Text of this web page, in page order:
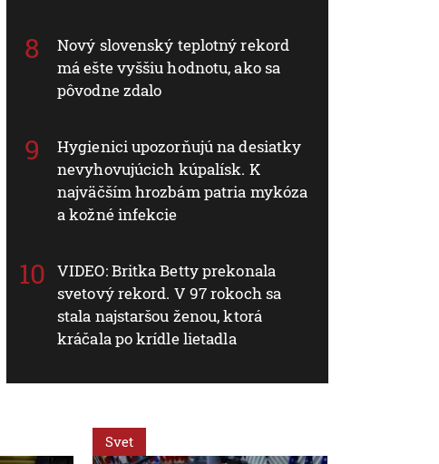
Nový slovenský teplotný rekord
má ešte vyššiu hodnotu, ako sa
pôvodne zdalo
Hygienici upozorňujú na desiatky
nevyhovujúcich kúpalísk. K
najväčším hrozbám patria mykóza
a kožné infekcie
VIDEO: Britka Betty prekonala
svetový rekord. V 97 rokoch sa
stala najstaršou ženou, ktorá
kráčala po krídle lietadla
Svet